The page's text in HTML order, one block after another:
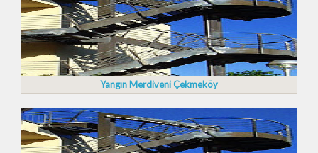
Yangın Merdiveni Çekmeköy